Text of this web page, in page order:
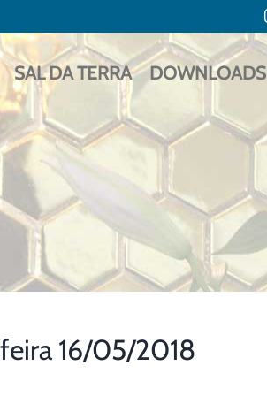
SAL DA TERRA DOWNLOADS
16/05/2018